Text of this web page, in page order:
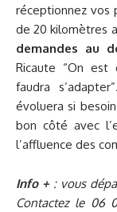
réceptionnez vos
de 20 kilomètres
demandes au
Ricaute “On
faudra
évoluera si
bon côté avec
l’affluence des
Info +: vous
Contactez le 06